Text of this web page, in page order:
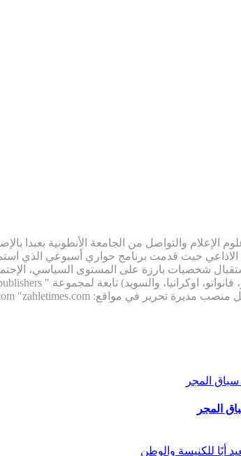
والتواصل من الجامعة الأنطونية بعبدا
شخصيات بارزة على المستوى السياسي،